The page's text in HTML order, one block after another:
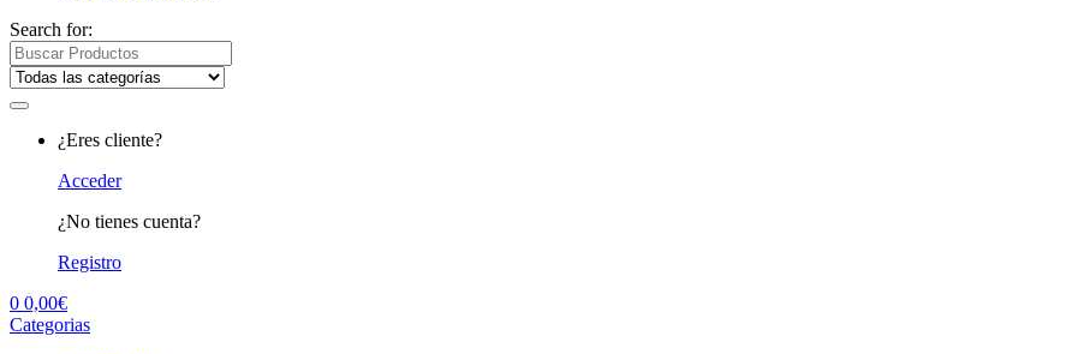
Search for:
¿Eres cliente?
Acceder
¿No tienes cuenta?
Registro
0 0,00€
Categorias